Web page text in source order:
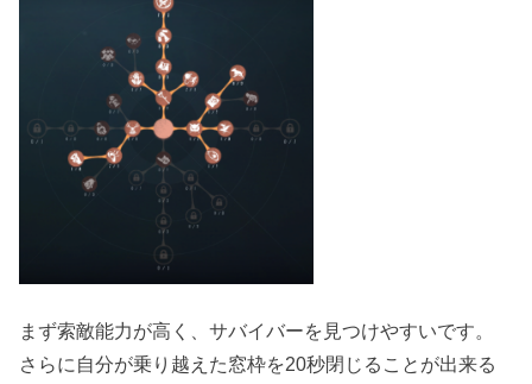
まず索敵能力が高く、サバイバーを見つけやすいです。
さらに自分が乗り越えた窓枠を20秒閉じることが出来る